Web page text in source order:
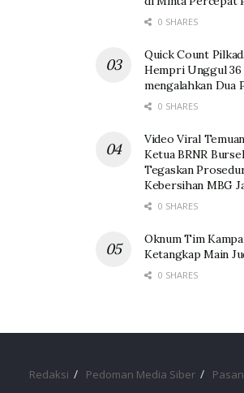
0 SHARES
Quick Count
Hempri Unggul 36
mengalahkan Dua
0 SHARES
Video Viral
Ketua BRNR
Tegaskan
Kebersihan MBG
0 SHARES
Oknum Tim
Ketangkap Main
0 SHARES
Redaksi Pedoman Media Siber